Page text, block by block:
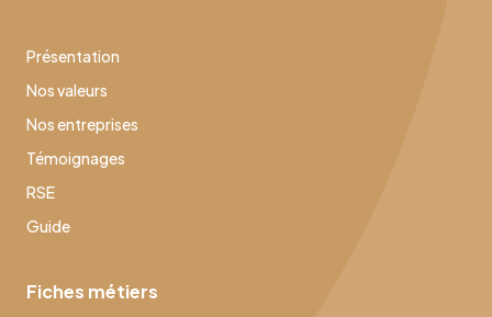
Présentation
Nos valeurs
Nos entreprises
Témoignages
RSE
Guide
Fiches métiers